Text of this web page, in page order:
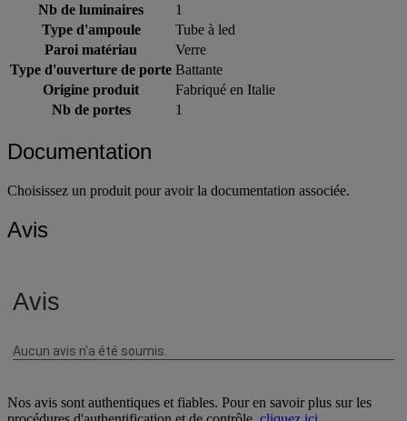
Nb de luminaires
1
Type d'ampoule
Tube à led
Paroi matériau
Verre
Type d'ouverture de porte Battante
Origine produit
Fabriqué en Italie
Nb de portes
1
Documentation
Choisissez un produit pour avoir la documentation associée.
Avis
Nos avis sont authentiques et fiables. Pour en savoir plus sur les